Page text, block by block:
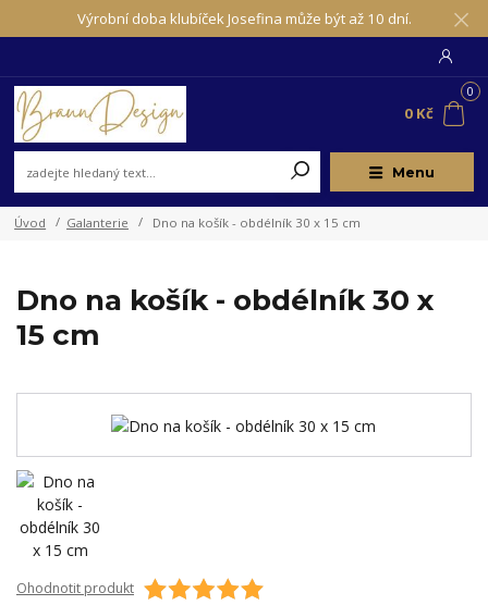
Výrobní doba klubíček Josefina může být až 10 dní.
Menu
0
0 Kč
Úvod Galanterie Dno na košík - obdélník 30 x 15 cm
Dno na košík - obdélník 30 x
15 cm
Ohodnotit produkt